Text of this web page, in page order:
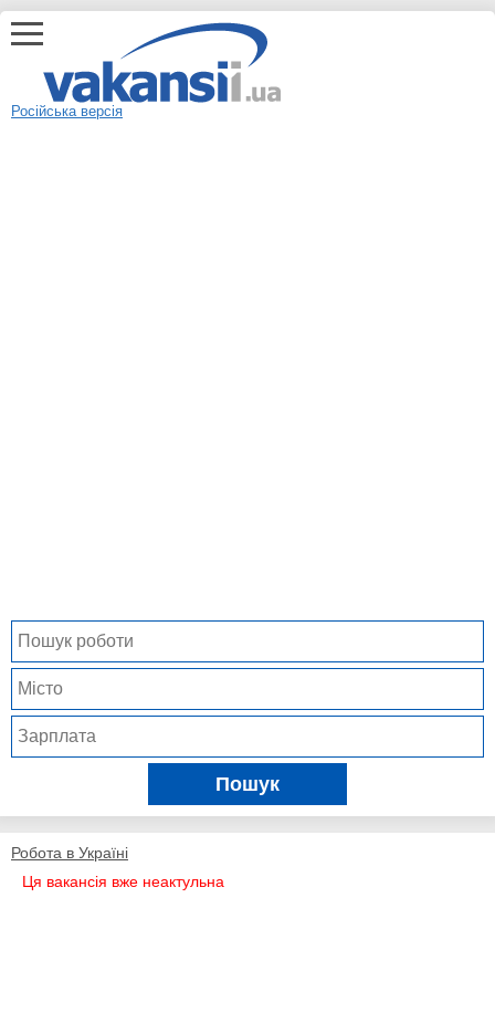
Російська версія
Пошук
Робота в Україні
Ця вакансія вже неактульна